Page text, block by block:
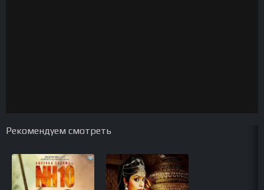
Рекомендуем смотреть